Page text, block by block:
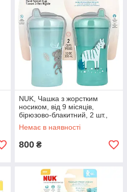
NUK, Чашка з жорстким
носиком, від 9 місяців,
бірюзово-блакитний, 2 шт.,
100 мл (10 унцій) оригінал
Немає в наявності
800 ₴